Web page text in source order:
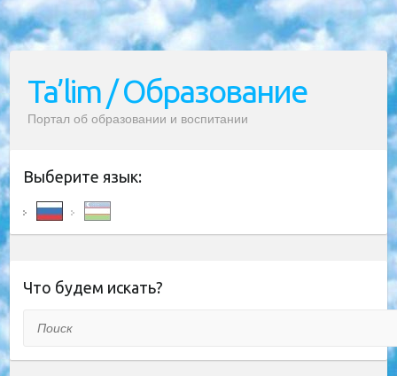
Ta’lim / Образование
Портал об образовании и воспитании
Выберите язык:
Что будем искать?